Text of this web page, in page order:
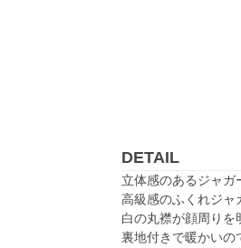
DETAIL
立体感のあるジャガ
高級感のふくれジャ
白の丸襟が顔周りを
裏地付きで暖かいの